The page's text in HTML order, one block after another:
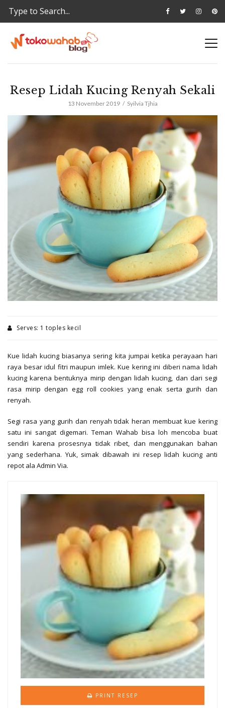
Resep Lidah Kucing Renyah Sekali
13 November 2019 Syilvia Tjhia
Serves: 1 toples kecil
Kue lidah kucing biasanya sering kita jumpai ketika perayaan hari
raya besar idul fitri maupun imlek. Kue kering ini diberi nama lidah
kucing karena bentuknya mirip dengan lidah kucing, dan dari segi
rasa mirip dengan egg roll cookies yang enak serta gurih dan
renyah.
Segi rasa yang gurih dan renyah tidak heran membuat kue kering
satu ini sangat digemari. Teman Wahab bisa loh mencoba buat
sendiri karena prosesnya tidak ribet, dan menggunakan bahan
yang sederhana. Yuk, simak dibawah ini resep lidah kucing anti
repot ala Admin Via.
PRINT RESEP